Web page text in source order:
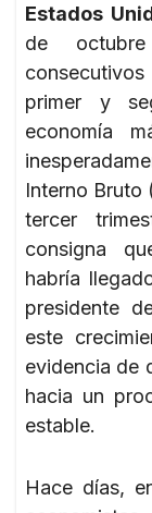
Estados
de
primer y
economía
Interno Bruto
tercer
consigna
habría
presidente
este
evidencia de
hacia un
estable.
Hace días,